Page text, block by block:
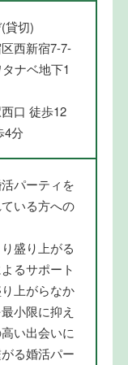
貸切)
西新宿7-7-
ナベ地下1
口 徒歩12
分
パーティを
いる方への
盛り上がる
るサポート
上がらなか
小限に抑え
い出会いに
る婚活パー